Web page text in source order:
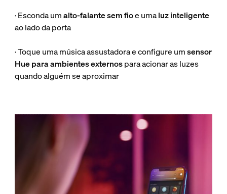
· Esconda umalto-falante sem fioe umaluz inteligente
ao lado da porta
· Toque uma música assustadora e configure umsensor
Hue para ambientes externospara acionar as luzes
quando alguém se aproximar